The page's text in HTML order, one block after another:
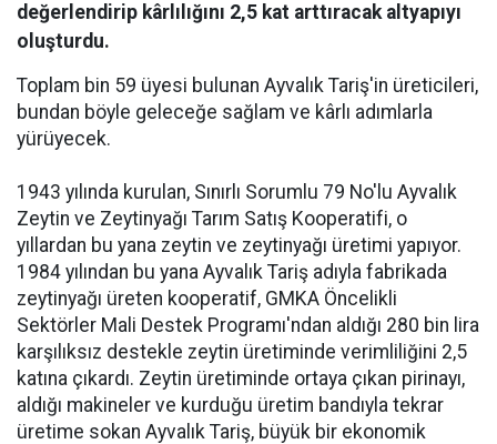
değerlendirip kârlılığını 2,5 kat arttıracak altyapıyı
oluşturdu.
Toplam bin 59 üyesi bulunan Ayvalık Tariş'in üreticileri,
bundan böyle geleceğe sağlam ve kârlı adımlarla
yürüyecek.
1943 yılında kurulan, Sınırlı Sorumlu 79 No'lu Ayvalık
Zeytin ve Zeytinyağı Tarım Satış Kooperatifi, o
yıllardan bu yana zeytin ve zeytinyağı üretimi yapıyor.
1984 yılından bu yana Ayvalık Tariş adıyla fabrikada
zeytinyağı üreten kooperatif, GMKA Öncelikli
Sektörler Mali Destek Programı'ndan aldığı 280 bin lira
karşılıksız destekle zeytin üretiminde verimliliğini 2,5
katına çıkardı. Zeytin üretiminde ortaya çıkan pirinayı,
aldığı makineler ve kurduğu üretim bandıyla tekrar
üretime sokan Ayvalık Tariş, büyük bir ekonomik